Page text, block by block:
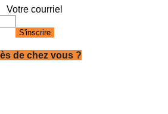
Votre courriel
de chez vous ?